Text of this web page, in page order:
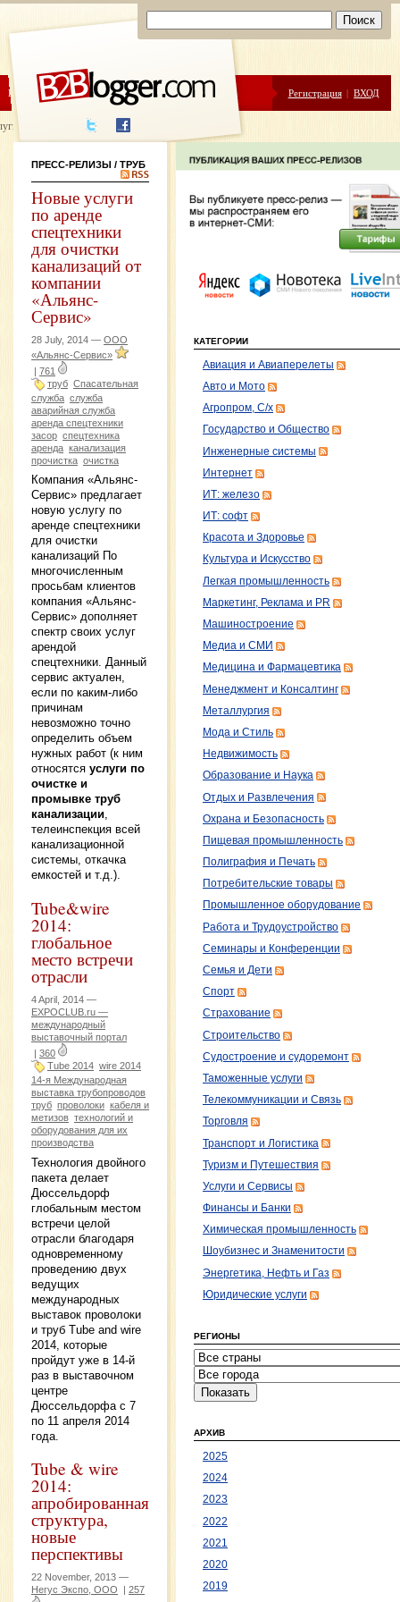
ЦЕНЫ ПОМОЩЬ Регистрация | ВХОД
написания
ПРЕСС-РЕЛИЗЫ / ТРУБ
Новые услуги
по аренде
спецтехники
для очистки
канализаций от
компании
«Альянс-
Сервис»
28 July, 2014 — ООО
«Альянс-Сервис»
| 761
труб Спасательная
служба служба
аварийная служба
аренда спецтехники
засор спецтехника
аренда канализация
прочистка очистка
Компания «Альянс-
Сервис» предлагает
новую услугу по
аренде спецтехники
для очистки
канализаций По
многочисленным
просьбам клиентов
компания «Альянс-
Сервис» дополняет
спектр своих услуг
арендой
спецтехники. Данный
сервис актуален,
если по каким-либо
причинам
невозможно точно
определить объем
нужных работ (к ним
относятся услуги по
очистке и
промывке труб
канализации,
телеинспекция всей
канализационной
системы, откачка
емкостей и т.д.).
Tube&wire
2014:
глобальное
место встречи
отрасли
4 April, 2014 —
EXPOCLUB.ru —
международный
выставочный портал
| 360
Tube 2014 wire 2014
14-я Международная
выставка трубопроводов
труб проволоки кабеля и
метизов технологий и
оборудования для их
производства
Технология двойного
пакета делает
Дюссельдорф
глобальным местом
встречи целой
отрасли благодаря
одновременному
проведению двух
ведущих
международных
выставок проволоки
и труб Tube and wire
2014, которые
пройдут уже в 14-й
раз в выставочном
центре
Дюссельдорфа с 7
по 11 апреля 2014
года.
Tube & wire
2014:
апробированная
структура,
новые
перспективы
22 November, 2013 —
Негус Экспо, ООО
257
КАТЕГОРИИ
Авиация и Авиаперелеты
Авто и Мото
Агропром, С/х
Государство и Общество
Инженерные системы
Интернет
ИТ: железо
ИТ: софт
Красота и Здоровье
Культура и Искусство
Легкая промышленность
Маркетинг, Реклама и PR
Машиностроение
Медиа и СМИ
Медицина и Фармацевтика
Менеджмент и Консалтинг
Металлургия
Мода и Стиль
Недвижимость
Образование и Наука
Отдых и Развлечения
Охрана и Безопасность
Пищевая промышленность
Полиграфия и Печать
Потребительские товары
Промышленное оборудование
Работа и Трудоустройство
Семинары и Конференции
Семья и Дети
Спорт
Страхование
Строительство
Судостроение и судоремонт
Таможенные услуги
Телекоммуникации и Связь
Торговля
Транспорт и Логистика
Туризм и Путешествия
Услуги и Сервисы
Финансы и Банки
Химическая промышленность
Шоубизнес и Знаменитости
Энергетика, Нефть и Газ
Юридические услуги
РЕГИОНЫ
АРХИВ
2025
2024
2023
2022
2021
2020
2019